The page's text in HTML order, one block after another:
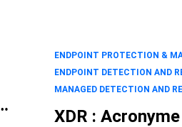
ENDPOINT PROTECTION &
ENDPOINT DETECTION AND
MANAGED DETECTION AND
XDR :